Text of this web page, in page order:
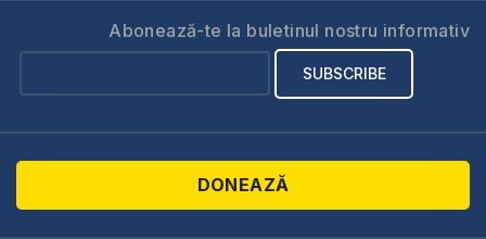
Abonează-te la buletinul nostru informativ
DONEAZĂ